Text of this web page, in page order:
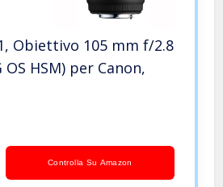
Obiettivo 105 mm f/2.8
OS HSM) per Canon,
Controlla Su Amazon